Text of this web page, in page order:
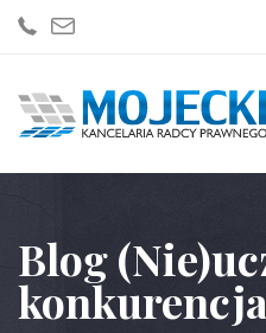
Zakres Usług
Blogi
Blog (Nie)uczciwa
konkurencja